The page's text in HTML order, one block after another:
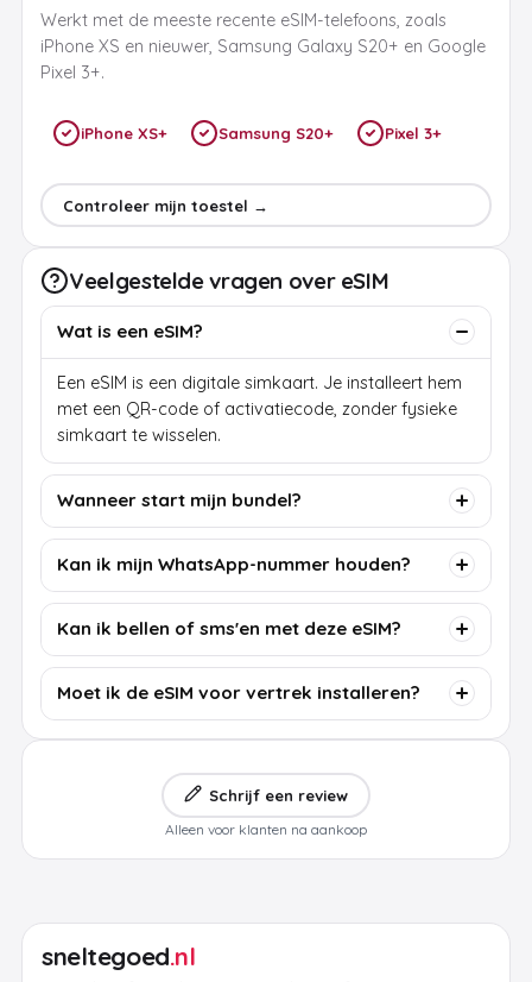
Werkt met de meeste recente eSIM-telefoons, zoals
iPhone XS en nieuwer, Samsung Galaxy S20+ en Google
Pixel 3+.
iPhone XS+ Samsung S20+ Pixel 3+
Controleer mijn toestel →
Veelgestelde vragen over eSIM
Wat is een eSIM?
Een eSIM is een digitale simkaart. Je installeert hem
met een QR-code of activatiecode, zonder fysieke
simkaart te wisselen.
Wanneer start mijn bundel?
Kan ik mijn WhatsApp-nummer houden?
Kan ik bellen of sms'en met deze eSIM?
Moet ik de eSIM voor vertrek installeren?
Schrijf een review
Alleen voor klanten na aankoop
sneltegoed.nl